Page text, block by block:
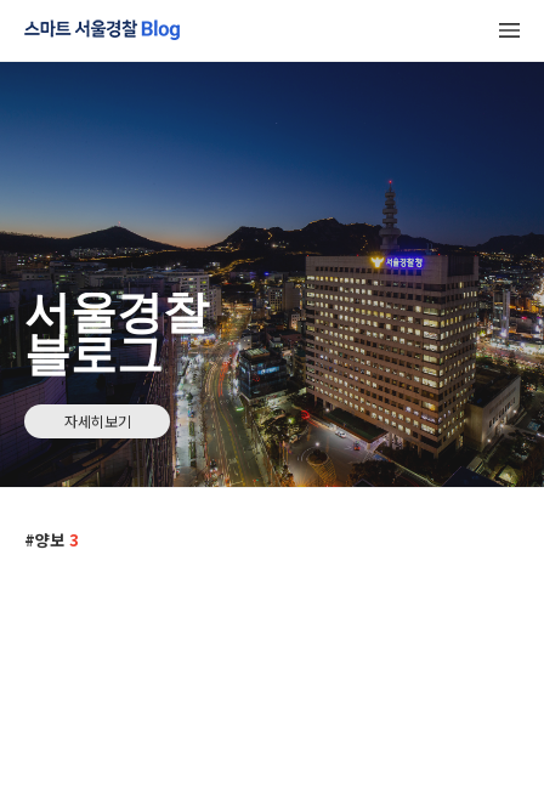
서울경찰
블로그
자세히보기
양보 3